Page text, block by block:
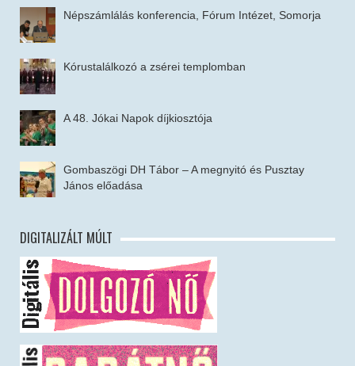
Népszámlálás konferencia, Fórum Intézet, Somorja
Kórustalálkozó a zsérei templomban
A 48. Jókai Napok díjkiosztója
Gombaszögi DH Tábor – A megnyitó és Pusztay
János előadása
DIGITALIZÁLT MÚLT